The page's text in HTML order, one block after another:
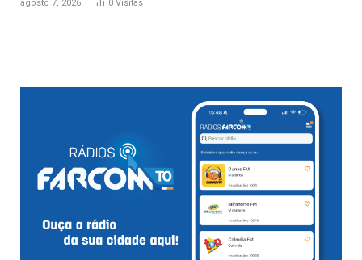
agosto 7, 2026 0 Visitas